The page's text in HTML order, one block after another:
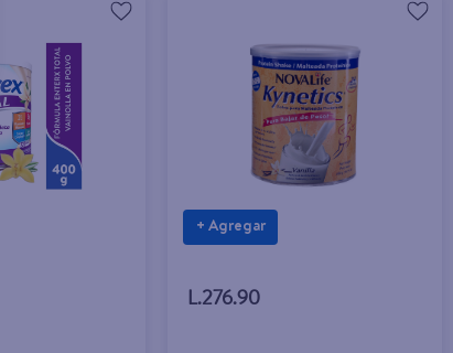
+ Agregar
L.276.90